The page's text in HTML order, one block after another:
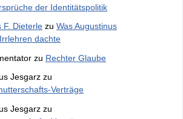
der Identitätspolitik
F. Dieterle zu Was Augustinus
dachte
zu Rechter Glaube
Jesgarz zu
Verträge
Jesgarz zu